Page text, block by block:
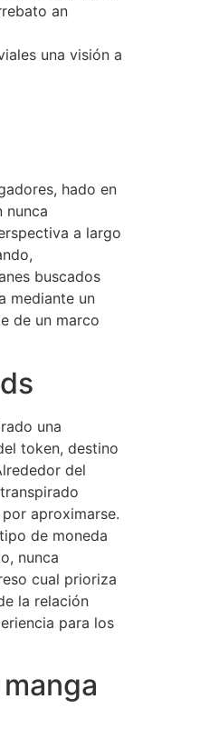
an
una visión a
hado en
nunca
a largo
buscados
mediante un
de un marco
una
token, destino
del
aproximarse.
de moneda
nunca
cual prioriza
la relación
para los